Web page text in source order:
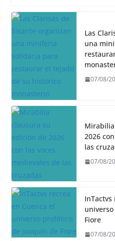
Las
una
07/08/
2026
las
07/08/
InTactvs
Fiore
07/08/